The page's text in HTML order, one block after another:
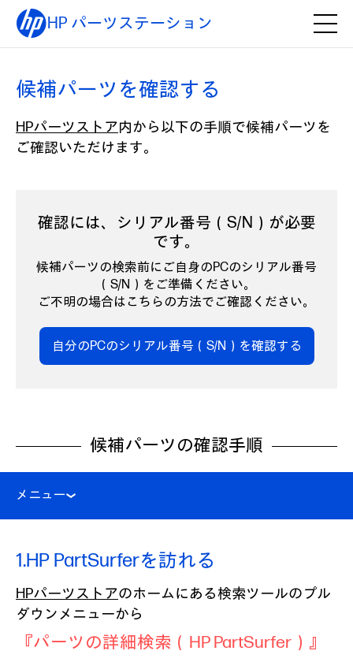
HP パーツステーション
候補パーツを確認する
HPパーツストア内から以下の手順で候補パーツを
ご確認いただけます。
確認には、シリアル番号（S/N）が必要
です。
候補パーツの検索前にご自身のPCのシリアル番号
（S/N）をご準備ください。
ご不明の場合はこちらの方法でご確認ください。
自分のPCのシリアル番号（S/N）を確認する
候補パーツの確認手順
メニュー
1.HP PartSurferを訪れる
HPパーツストアのホームにある検索ツールのプル
ダウンメニューから
『パーツの詳細検索（HP PartSurfer）』